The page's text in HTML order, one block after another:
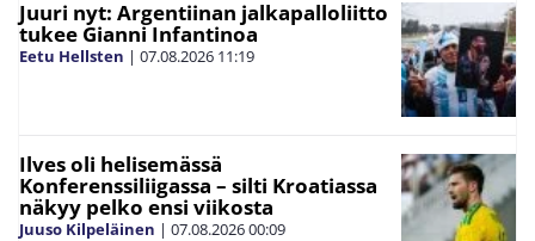
Juuri nyt: Argentiinan jalkapalloliitto
tukee Gianni Infantinoa
Eetu Hellsten | 07.08.2026 11:19
Ilves oli helisemässä
Konferenssiliigassa – silti Kroatiassa
näkyy pelko ensi viikosta
Juuso Kilpeläinen | 07.08.202600:09